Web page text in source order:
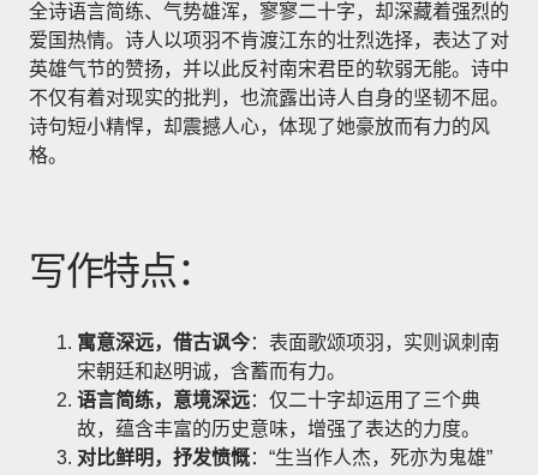
全诗语言简练、气势雄浑，寥寥二十字，却深藏着强烈的
爱国热情。诗人以项羽不肯渡江东的壮烈选择，表达了对
英雄气节的赞扬，并以此反衬南宋君臣的软弱无能。诗中
不仅有着对现实的批判，也流露出诗人自身的坚韧不屈。
诗句短小精悍，却震撼人心，体现了她豪放而有力的风
格。
写作特点：
寓意深远，借古讽今：表面歌颂项羽，实则讽刺南
宋朝廷和赵明诚，含蓄而有力。
语言简练，意境深远：仅二十字却运用了三个典
故，蕴含丰富的历史意味，增强了表达的力度。
对比鲜明，抒发愤慨：“生当作人杰，死亦为鬼雄”